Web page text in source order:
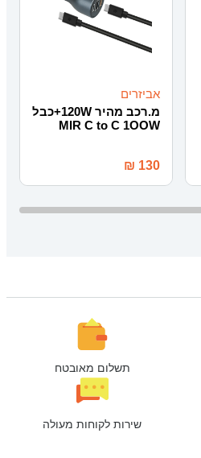
אביזרים
מ.רכב מהיר 120W+כבל
MIR C to C 1OOW
₪ 130
תשלום מאובטח
שירות לקוחות מעולה